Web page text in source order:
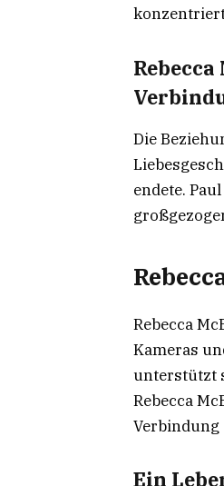
Die
endete.
Rebecca
Kameras
unterstützt
Rebecca
Verbindung
Ein